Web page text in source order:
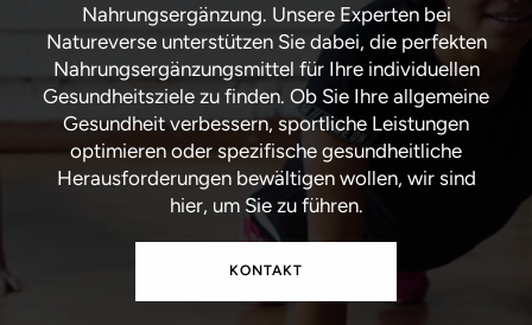
Nahrungsergänzung. Unsere Experten bei
Natureverse unterstützen Sie dabei, die perfekten
Nahrungsergänzungsmittel für Ihre individuellen
Gesundheitsziele zu finden. Ob Sie Ihre allgemeine
Gesundheit verbessern, sportliche Leistungen
optimieren oder spezifische gesundheitliche
Herausforderungen bewältigen wollen, wir sind
hier, um Sie zu führen.
KONTAKT